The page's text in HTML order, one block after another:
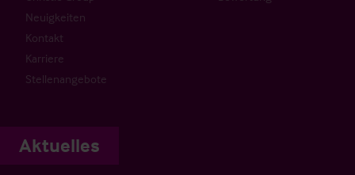
Neuigkeiten
Kontakt
Karriere
Stellenangebote
Aktuelles